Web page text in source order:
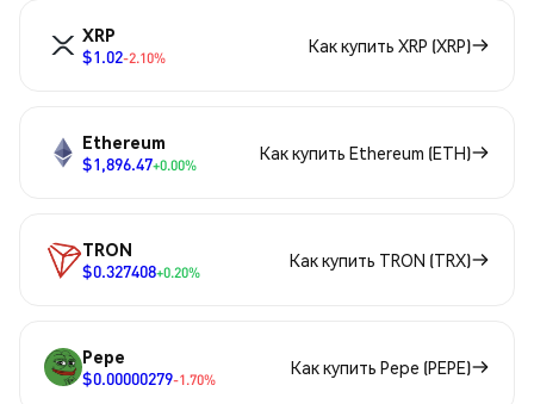
XRP
$1.02-2.10%
Как купить XRP (XRP)
Ethereum
$1,896.47+0.00%
Как купить Ethereum (ETH)
TRON
$0.327408+0.20%
Как купить TRON (TRX)
Pepe
$0.00000279-1.70%
Как купить Pepe (PEPE)